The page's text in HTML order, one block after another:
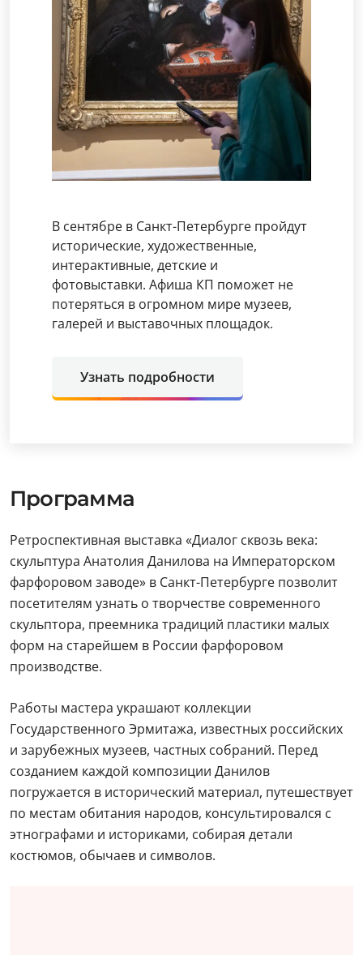
В сентябре в Санкт-Петербурге пройдут
исторические, художественные,
интерактивные, детские и
фотовыставки. Афиша КП поможет не
потеряться в огромном мире музеев,
галерей и выставочных площадок.
Узнать подробности
Программа
Ретроспективная выставка «Диалог сквозь века:
скульптура Анатолия Данилова на Императорском
фарфоровом заводе» в Санкт-Петербурге позволит
посетителям узнать о творчестве современного
скульптора, преемника традиций пластики малых
форм на старейшем в России фарфоровом
производстве.
Работы мастера украшают коллекции
Государственного Эрмитажа, известных российских
и зарубежных музеев, частных собраний. Перед
созданием каждой композиции Данилов
погружается в исторический материал, путешествует
по местам обитания народов, консультировался с
этнографами и историками, собирая детали
костюмов, обычаев и символов.